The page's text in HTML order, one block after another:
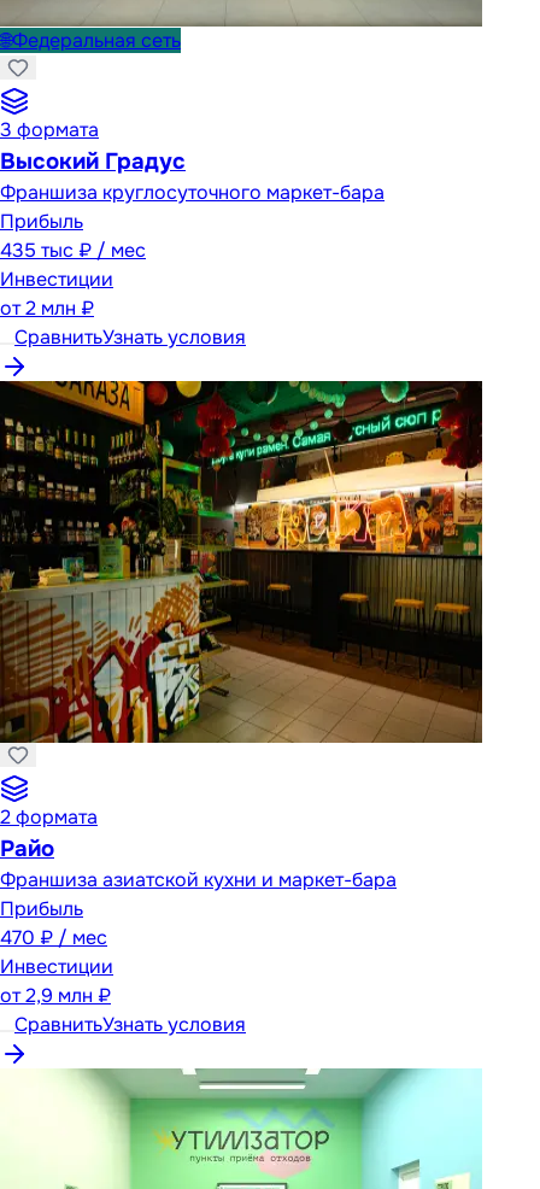
🌐Федеральная сеть
3 формата
Высокий Градус
Франшиза круглосуточного маркет-бара
Прибыль
435 тыс ₽ / мес
Инвестиции
от2 млн ₽
СравнитьУзнать условия
2формата
Райо
Франшиза азиатской кухни и маркет-бара
Прибыль
470 ₽ / мес
Инвестиции
от2,9 млн ₽
СравнитьУзнать условия